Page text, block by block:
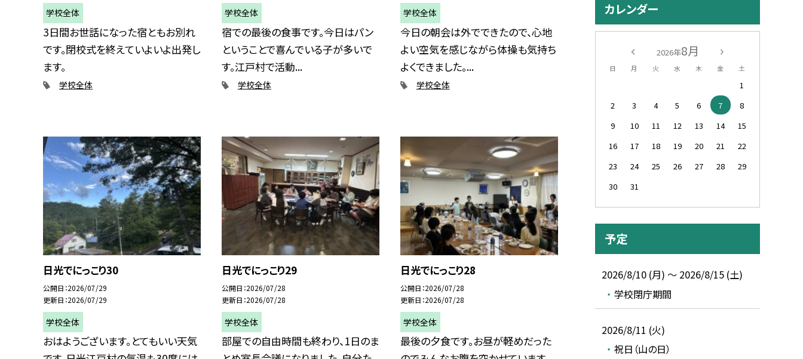
学校全体
3日間お世話になった宿ともお別れ
です。閉校式を終えていよいよ出発し
ます。
学校全体
学校全体
宿での最後の食事です。今日はパン
ということで喜んでいる子が多いで
す。江戸村で活動...
学校全体
学校全体
今日の朝会は外でできたので、心地
よい空気を感じながら体操も気持ち
よくできました。...
学校全体
日光でにっこり30
公開日 2026/07/29
更新日 2026/07/29
学校全体
おはようございます。とてもいい天気
日光でにっこり29
公開日 2026/07/28
更新日 2026/07/28
学校全体
部屋での自由時間も終わり、1日のま
日光でにっこり28
公開日 2026/07/28
更新日 2026/07/28
学校全体
最後の夕食です。お昼が軽めだった
カレンダー
2026年8月
日 月 火 水 木 金 土
1
2
3 4 5 6 7
8
9
10 11 12 13 14
15
16
17 18 19 20 21
22
23
24 25 26 27 28
29
30
31
予定
2026/8/10 (月) ～ 2026/8/15 (土)
学校閉庁期間
2026/8/11 (火)
祝日（山の日）